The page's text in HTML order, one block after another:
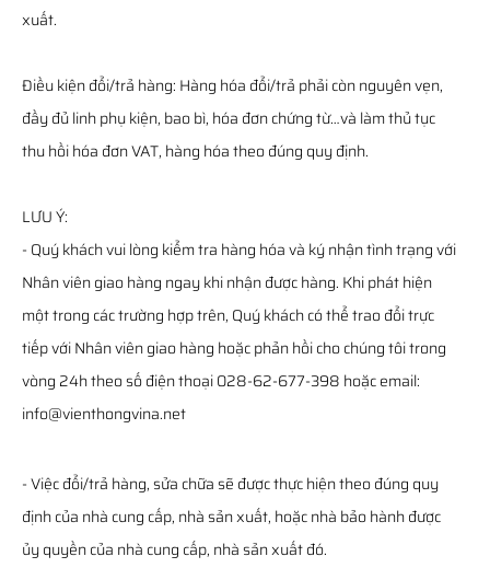
xuất.
Điều kiện đổi/trả hàng: Hàng hóa đổi/trả phải còn nguyên vẹn,
đầy đủ linh phụ kiện, bao bì, hóa đơn chứng từ…và làm thủ tục
thu hồi hóa đơn VAT, hàng hóa theo đúng quy định.
LƯU Ý:
- Quý khách vui lòng kiểm tra hàng hóa và ký nhận tình trạng với
Nhân viên giao hàng ngay khi nhận được hàng. Khi phát hiện
một trong các trường hợp trên, Quý khách có thể trao đổi trực
tiếp với Nhân viên giao hàng hoặc phản hồi cho chúng tôi trong
vòng 24h theo số điện thoại 028-62-677-398 hoặc email:
info@vienthongvina.net
- Việc đổi/trả hàng, sửa chữa sẽ được thực hiện theo đúng quy
định của nhà cung cấp, nhà sản xuất, hoặc nhà bảo hành được
ủy quyền của nhà cung cấp, nhà sản xuất đó.